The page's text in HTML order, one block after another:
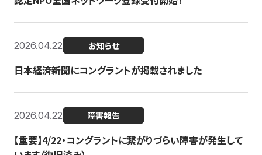
2026.04.22 お知らせ
日本経済新聞にコングラントが掲載されました
2026.04.22 障害報告
【重要】4/22・コングラントに繋がりづらい障害が発生して